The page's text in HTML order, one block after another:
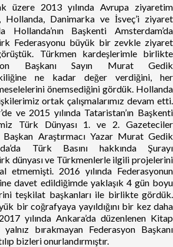
üzere 2013 yılında Avrupa ziyaretim
Hollanda, Danimarka ve İsveç’i ziyaret
Hollanda’nın Başkenti Amsterdam’da
Federasyonu büyük bir zevkle ziyaret
Türkmen kardeşlerimle birlikte
Başkanı Sayın Murat Gedik
ne kadar değer verdiğini, her
önemsediğini gördük. Hollanda
ortak çalışmalarımız devam etti.
ve 2015 yılında Tataristan’ın Başkenti
Türk Dünyası 1. ve 2. Gazeteciler
Başkan Araştırmacı Yazar Murat Gedik
Türk Basını hakkında Şurayı
dünyası ve Türkmenlerle ilgili projelerini
etmemişti. 2016 yılında Federasyonun
davet edildiğimde yaklaşık 4 gün boyu
teşkilat başkanları ile birlikte gördük.
bir coğrafyaya yayıldığını bir kez daha
yılında Ankara’da düzenlenen Kitap
bırakmayan Federasyon Başkanı
bizleri onurlandırmıştır.